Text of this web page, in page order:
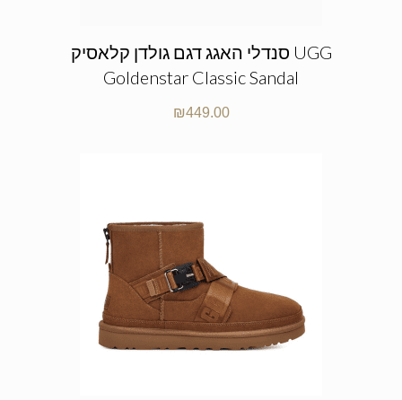
סנדלי האגג דגם גולדן קלאסיק UGG
Goldenstar Classic Sandal
₪449.00